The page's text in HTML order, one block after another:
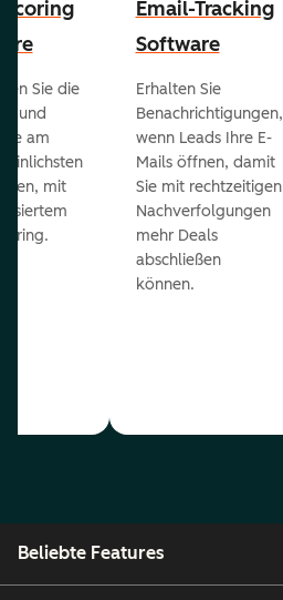
Sie die
und
am
mit
Email-Tracking
Software
Erhalten Sie
Benachrichtigungen,
wenn Leads Ihre E-
Mails öffnen, damit
Sie mit rechtzeitigen
Nachverfolgungen
mehr Deals
abschließen
können.
Beliebte Features